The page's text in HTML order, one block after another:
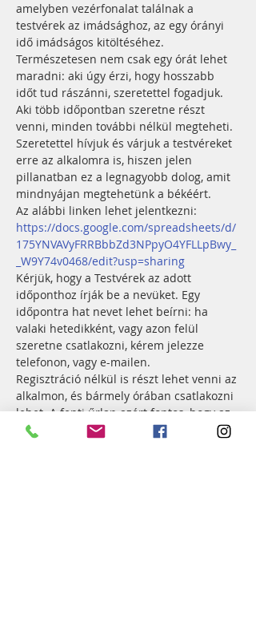
amelyben vezérfonalat találnak a
testvérek az imádsághoz, az egy órányi
idő imádságos kitöltéséhez.
Természetesen nem csak egy órát lehet
maradni: aki úgy érzi, hogy hosszabb
időt tud rászánni, szeretettel fogadjuk.
Aki több időpontban szeretne részt
venni, minden további nélkül megteheti.
Szeretettel hívjuk és várjuk a testvéreket
erre az alkalomra is, hiszen jelen
pillanatban ez a legnagyobb dolog, amit
mindnyájan megtehetünk a békéért.
Az alábbi linken lehet jelentkezni:
https://docs.google.com/spreadsheets/d/
175YNVAVyFRRBbbZd3NPpyO4YFLLpBwy_
_W9Y74v0468/edit?usp=sharing
Kérjük, hogy a Testvérek az adott
időponthoz írják be a nevüket. Egy
időpontra hat nevet lehet beírni: ha
valaki hetedikként, vagy azon felül
szeretne csatlakozni, kérem jelezze
telefonon, vagy e-mailen.
Regisztráció nélkül is részt lehet venni az
alkalmon, és bármely órában csatlakozni
lehet. A fenti űrlap azért fontos, hogy az
imalánc – főleg éjszaka – biztosított